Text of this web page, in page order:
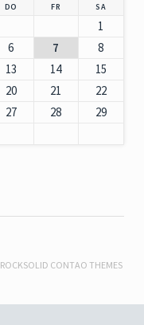
DO NNERSTAG
FR SAMSTAG
1
6 7
8
13 14
15
20 21
22
27 28
29
ROCKSOLID CONTAO THEMES